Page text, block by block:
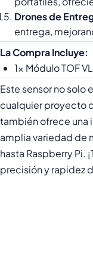
Drones de
entrega,
La Compra Incluye:
1x Módulo TOF
Este sensor no solo
cualquier proyecto
también ofrece una
amplia variedad de
hasta Raspberry Pi.
precisión y rapidez